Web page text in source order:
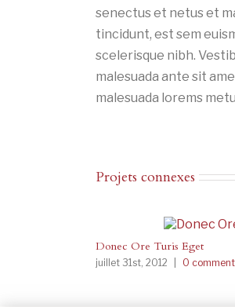
senectus et netus et
tincidunt, est sem
scelerisque nibh.
malesuada ante sit
malesuada lorems
Projets connexes
Donec Ore Turis Eget
juillet 31st, 2012 0